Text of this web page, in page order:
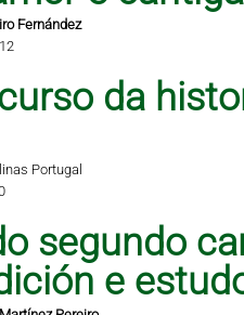
Fernández
da
Portugal
segundo
e